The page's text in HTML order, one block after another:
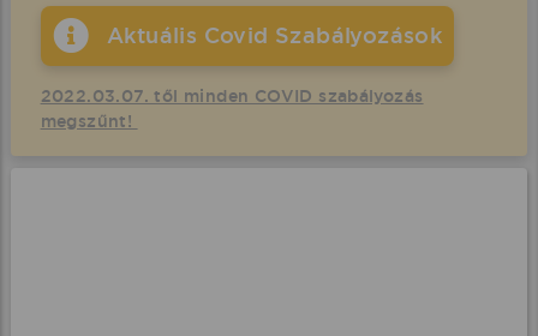
Aktuális Covid Szabályozások
2022.03.07. től minden COVID szabályozás
megszűnt!